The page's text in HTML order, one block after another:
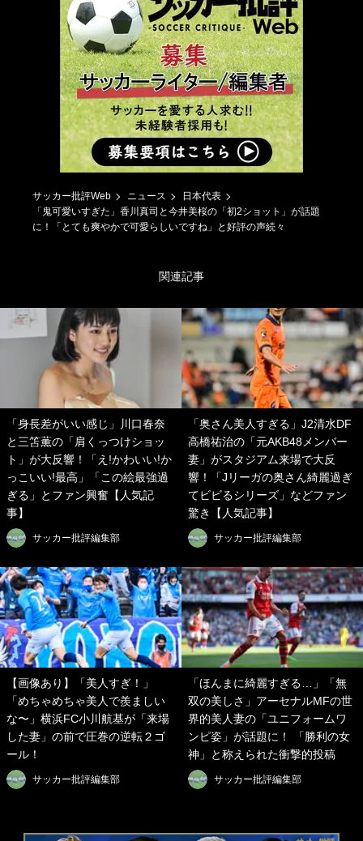
サッカー批評Web ニュース
日本代表
「鬼可愛いすぎた」香川真司と今井美桜の「初2ショット」が話題
に！「とても爽やかで可愛らしいですね」と好評の声続々
関連記事
「身長差がいい感じ」川口春奈
と三笘薫の「肩くっつけショッ
ト」が大反響！「え!かわいい!か
っこいい!最高」「この絵最強過
ぎる」とファン興奮【人気記
事】
サッカー批評編集部
「奥さん美人すぎる」J2清水DF
高橋祐治の「元AKB48メンバー
妻」がスタジアム来場で大反
響！「Jリーガの奥さん綺麗過ぎ
てビビるシリーズ」などファン
驚き【人気記事】
サッカー批評編集部
【画像あり】「美人すぎ！」
「めちゃめちゃ美人で羨ましい
な〜」横浜FC小川航基が「来場
した妻」の前で圧巻の逆転２ゴ
ール！
サッカー批評編集部
「ほんまに綺麗すぎる…」「無
双の美しさ」アーセナルMFの世
界的美人妻の「ユニフォームワ
ンピ姿」が話題に！ 「勝利の女
神」と称えられた衝撃的投稿
サッカー批評編集部